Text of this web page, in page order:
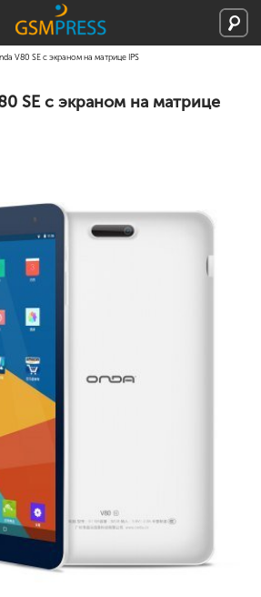
V80 SE с экраном на матрице IPS
SE с экраном на матрице